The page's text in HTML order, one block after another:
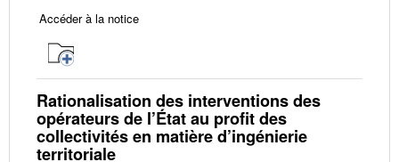
Accéder à la notice
Rationalisation des interventions des
opérateurs de l’État au profit des
collectivités en matière d’ingénierie
territoriale